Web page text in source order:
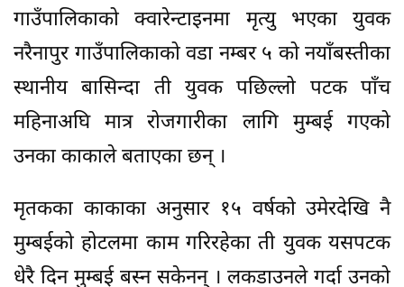
गाउँपालिकाको क्वारेन्टाइनमा मृत्यु भएका युवक
नरैनापुर गाउँपालिकाको वडा नम्बर ५ को नयाँबस्तीका
स्थानीय बासिन्दा ती युवक पछिल्लो पटक पाँच
महिनाअघि मात्र रोजगारीका लागि मुम्बई गएको
उनका काकाले बताएका छन् ।
मृतकका काकाका अनुसार १५ वर्षको उमेरदेखि नै
मुम्बईको होटलमा काम गरिरहेका ती युवक यसपटक
धेरै दिन मुम्बई बस्न सकेनन् । लकडाउनले गर्दा उनको